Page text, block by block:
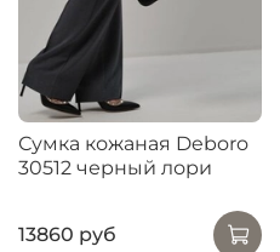
Сумка кожаная Deboro
30512 черный лори
13860 руб